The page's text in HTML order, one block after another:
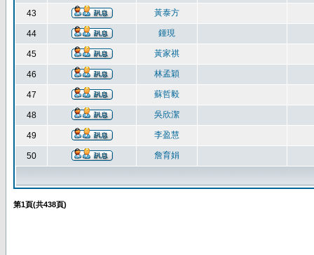
43 黃泰方
44 鍾現
45 黃家祺
46 林孟穎
47 蘇哲毅
48 吳欣潔
49 李盈慧
50 詹育娟
第1頁(共438頁)